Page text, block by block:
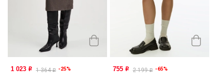
1 023 o 1 364o -25% 755 o 2 199o -65%